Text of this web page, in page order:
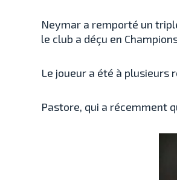
Neymar a remporté un
le club a déçu en
Le joueur a été à plusieurs
Pastore, qui a récemment